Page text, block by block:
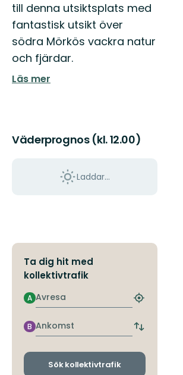
till denna utsiktsplats med
fantastisk utsikt över
södra Mörkös vackra natur
och fjärdar.
Läs mer
Väderprognos (kl. 12.00)
Laddar...
Ta dig hit med
kollektivtrafik
Avresa
A
Hitta
hållplats
Ankomst
B
Byt
och
Sök kollektivtrafik